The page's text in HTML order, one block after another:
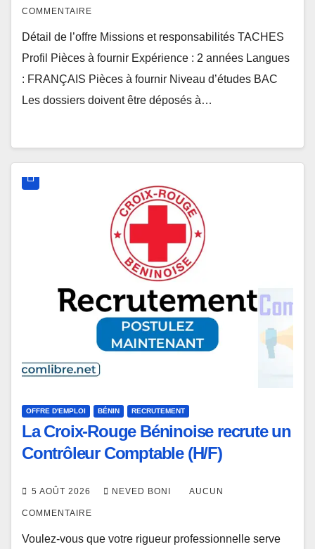
COMMENTAIRE
Détail de l’offre Missions et responsabilités TACHES
Profil Pièces à fournir Expérience : 2 années Langues
: FRANÇAIS Pièces à fournir Niveau d’études BAC
Les dossiers doivent être déposés à…
OFFRE D'EMPLOI BÉNIN RECRUTEMENT
La Croix-Rouge Béninoise recrute un
Contrôleur Comptable (H/F)
5 AOÛT 2026 NEVED BONI AUCUN
COMMENTAIRE
Voulez-vous que votre rigueur professionnelle serve